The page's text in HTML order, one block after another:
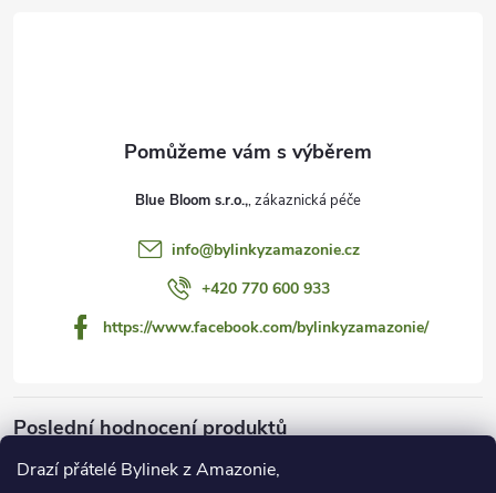
Drazí přátelé Bylinek z Amazonie,
Poslední hodnocení produktů
Blue Bloom s.r.o.,
info@bylinkyzamazonie.cz
+420 770 600 933
https://www.facebook.com/bylinkyzamazonie/